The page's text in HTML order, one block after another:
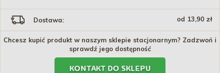
Dostawa: od 13,90 zł
Chcesz kupić produkt w naszym sklepie stacjonarnym? Zadzwoń i
sprawdź jego dostępność
KONTAKT DO SKLEPU